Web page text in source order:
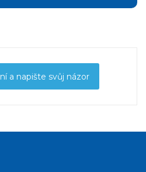
a napište svůj názor